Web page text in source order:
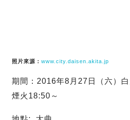
照片來源： www.city.daisen.akita.jp
期間：2016年8月27日（六）
煙火18:50～